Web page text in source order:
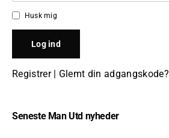
Husk mig
Registrer| Glemt din adgangskode?
Seneste Man Utd nyheder